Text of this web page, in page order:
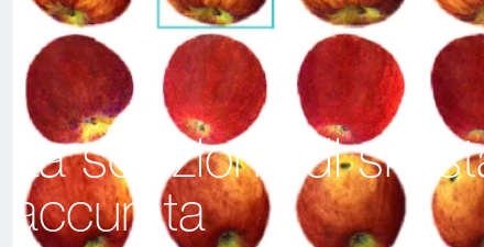
La soluzione di
accurata